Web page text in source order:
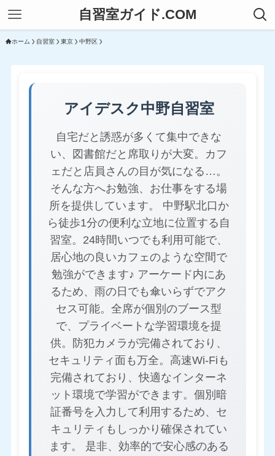
自習室ガイド.COM
ホーム 自習室 東京 中野区
アイデスク中野自習室
自宅だと誘惑が多くて集中できな
い、図書館だと席取りが大変。カフ
ェだと店員さんの目が気になる…。
そんな方へお勉強、お仕事をする場
所を提供しています。 中野駅北口か
ら徒歩1分の便利な立地に位置する自
習室。24時間いつでも利用可能で、
居心地の良いカフェのような空間で
勉強ができます♪ アーケード内にあ
るため、雨の日でも傘いらずでアク
セス可能。全席が個別のブース型
で、プライベートな学習環境を提
供。防犯カメラが完備されており、
セキュリティ面も万全。高速Wi-Fiも
完備されており、快適なインターネ
ット環境で学習ができます。個別暗
証番号を入力して利用するため、セ
キュリティもしっかり確保されてい
ます。 是非、効率的で安心感のある